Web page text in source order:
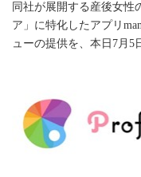
同社が展開する産後女性
ア」に特化したアプリ
ューの提供を、本日7月5